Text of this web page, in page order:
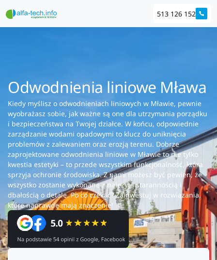
513 126 152
Odwodnienia liniowe Mława
Kiedy myślisz o odwodnieniach liniowych w Mławie, pewnie
wyobrażasz sobie, jak ważne są one dla utrzymania porządku
i bezpieczeństwa na Twojej działce. W końcu, odpowiednie
zarządzanie wodami opadowymi to klucz do uniknięcia
problemów z zalewaniem oraz erozją terenu. Dobrze
zaprojektowane odwodnienia liniowe w Mławie to nie tylko
kwestia estetyki – to przede wszystkim funkcjonalność, która
sprzyja ochronie środowiska. Z nami możesz być pewien, że
wszystko zostanie wykonane z należytą starannością i
dbałością o detale. Po co czekać? Zainwestuj w rozwiązania,
które naprawdę mają znaczenie!